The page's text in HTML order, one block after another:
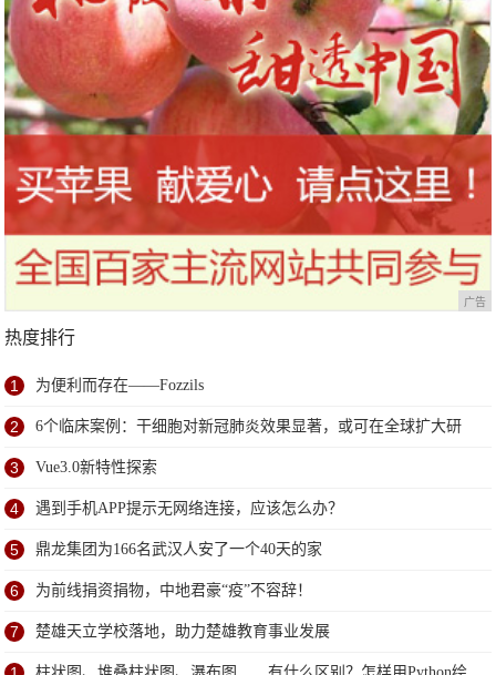
广告
热度排行
1 为便利而存在——Fozzils
2 6个临床案例：干细胞对新冠肺炎效果显著，或可在全球扩大研
究
3 Vue3.0新特性探索
4 遇到手机APP提示无网络连接，应该怎么办？
5 鼎龙集团为166名武汉人安了一个40天的家
6 为前线捐资捐物，中地君豪“疫”不容辞！
7 楚雄天立学校落地，助力楚雄教育事业发展